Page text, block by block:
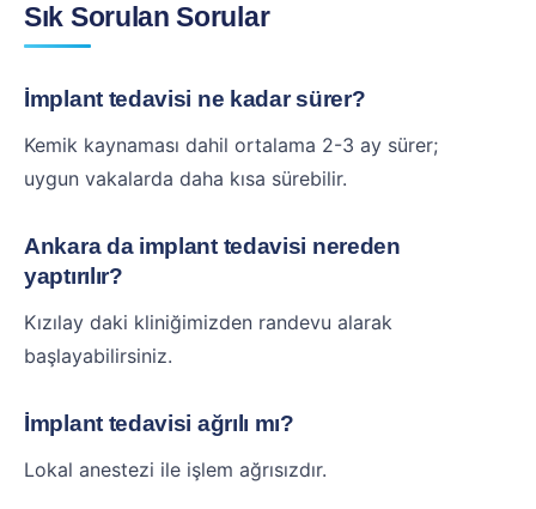
Sık Sorulan Sorular
İmplant tedavisi ne kadar sürer?
Kemik kaynaması dahil ortalama 2-3 ay sürer;
uygun vakalarda daha kısa sürebilir.
Ankara da implant tedavisi nereden
yaptırılır?
Kızılay daki kliniğimizden randevu alarak
başlayabilirsiniz.
İmplant tedavisi ağrılı mı?
Lokal anestezi ile işlem ağrısızdır.